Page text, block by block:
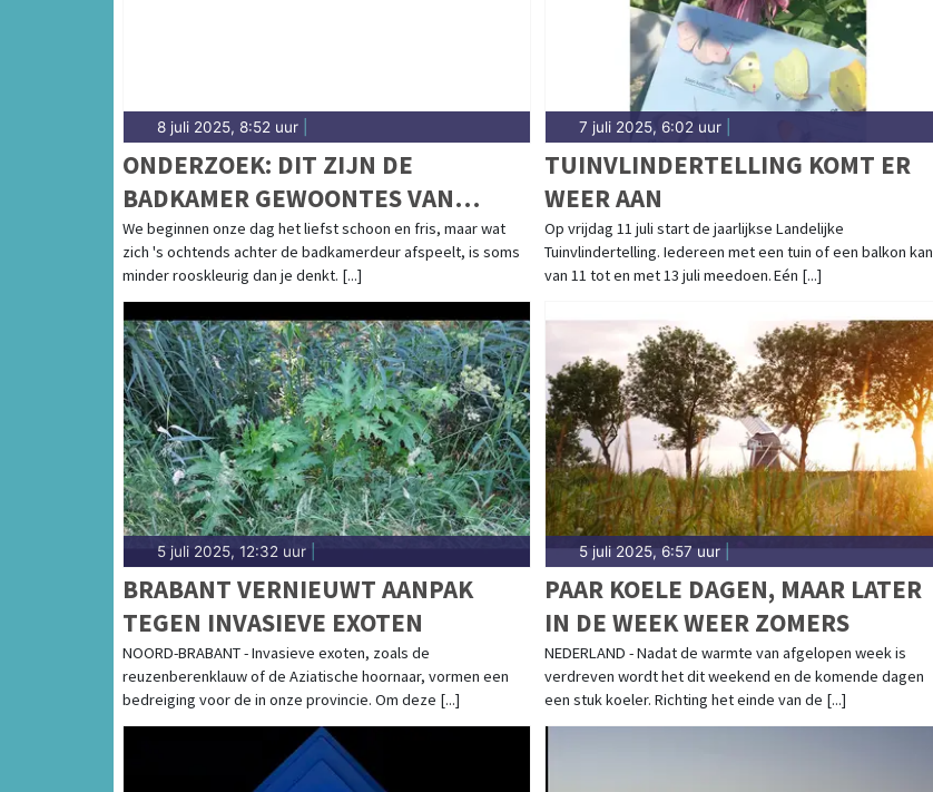
8 juli 2025, 8:52 uur
ONDERZOEK: DIT ZIJN DE
BADKAMER GEWOONTES VAN
NEDERLAND
We beginnen onze dag het liefst schoon en fris, maar wat
zich 's ochtends achter de badkamerdeur afspeelt, is soms
minder rooskleurig dan je denkt. [...]
7 juli 2025, 6:02 uur|
TUINVLINDERTELLING KOMT ER
WEER AAN
Op vrijdag 11 juli start de jaarlijkse Landelijke
Tuinvlindertelling. Iedereen met een tuin of een balkon kan
van 11 tot en met 13 juli meedoen. Eén [...]
5 juli 2025, 12:32 uur
BRABANT VERNIEUWT AANPAK
TEGEN INVASIEVE EXOTEN
NOORD-BRABANT - Invasieve exoten, zoals de
reuzenberenklauw of de Aziatische hoornaar, vormen een
bedreiging voor de in onze provincie. Om deze [...]
5 juli 2025, 6:57 uur|
PAAR KOELE DAGEN, MAAR LATER
IN DE WEEK WEER ZOMERS
NEDERLAND - Nadat de warmte van afgelopen week is
verdreven wordt het dit weekend en de komende dagen
een stuk koeler. Richting het einde van de [...]